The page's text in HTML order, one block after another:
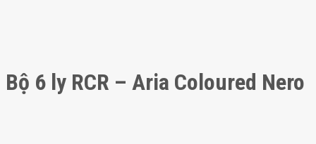
Bộ 6 ly RCR – Aria Coloured Nero